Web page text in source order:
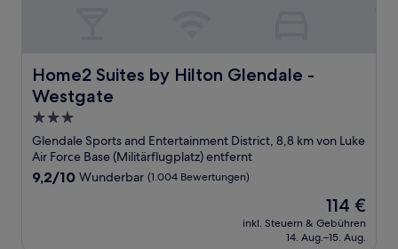
Home2 Suites by Hilton Glendale -
Westgate
Home2 Suites by Hilton Glendale - Westgate
3.0-
Sterne-
Unterkunft
Glendale Sports and Entertainment District, 8,8 km von Luke
Air Force Base (Militärflugplatz) entfernt
9.2
9,2/10 Wunderbar (1.004 Bewertungen)
Der
Preis
beträgt
114 €
inkl. Steuern & Gebühren
14. Aug.–15. Aug.